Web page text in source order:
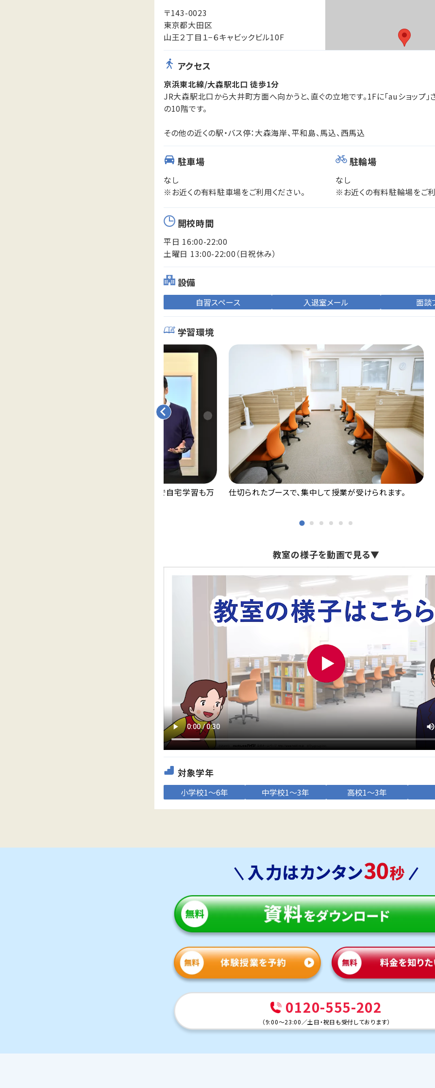
〒143-0023
東京都大田区
山王２丁目１−６キャビックビル10F
アクセス
京浜東北線/大森駅北口 徒歩1分
JR大森駅北口から大井町方面へ向かうと、直ぐの立地です。1Fに「auショップ
の10階です。
その他の近くの駅・バス停：大森海岸、平和島、馬込、西馬込
駐車場
なし
※お近くの有料駐車場をご利用ください。
駐輪場
なし
※お近くの有料駐輪場をご利
開校時間
平日 16:00-22:00
土曜日 13:00-22:00（日祝休み）
設備
自習スペース 入退室メール 面談
学習環境
永久無料の映像授業「Try IT」が見放題で自宅学習も万
仕切られたブースで、集中して授業が受けられます。
教室の様子を動画で見る▼
対象学年
小学校1～6年 中学校1～3年 高校1～3年
0120-555-202
（9:00～23:00 ／土日・祝日も受付しております）